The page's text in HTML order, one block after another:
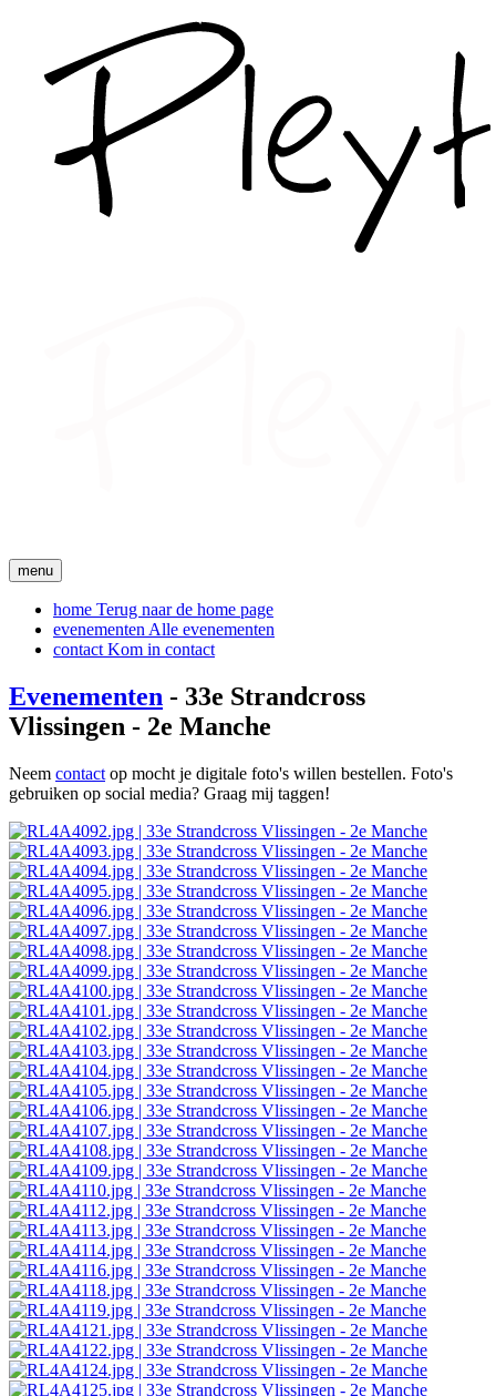
menu
home Terug naar de home page
evenementen Alle evenementen
contact Kom in contact
Evenementen - 33e Strandcross
Vlissingen - 2e Manche
Neem contact op mocht je digitale foto's willen bestellen. Foto's
gebruiken op social media? Graag mij taggen!